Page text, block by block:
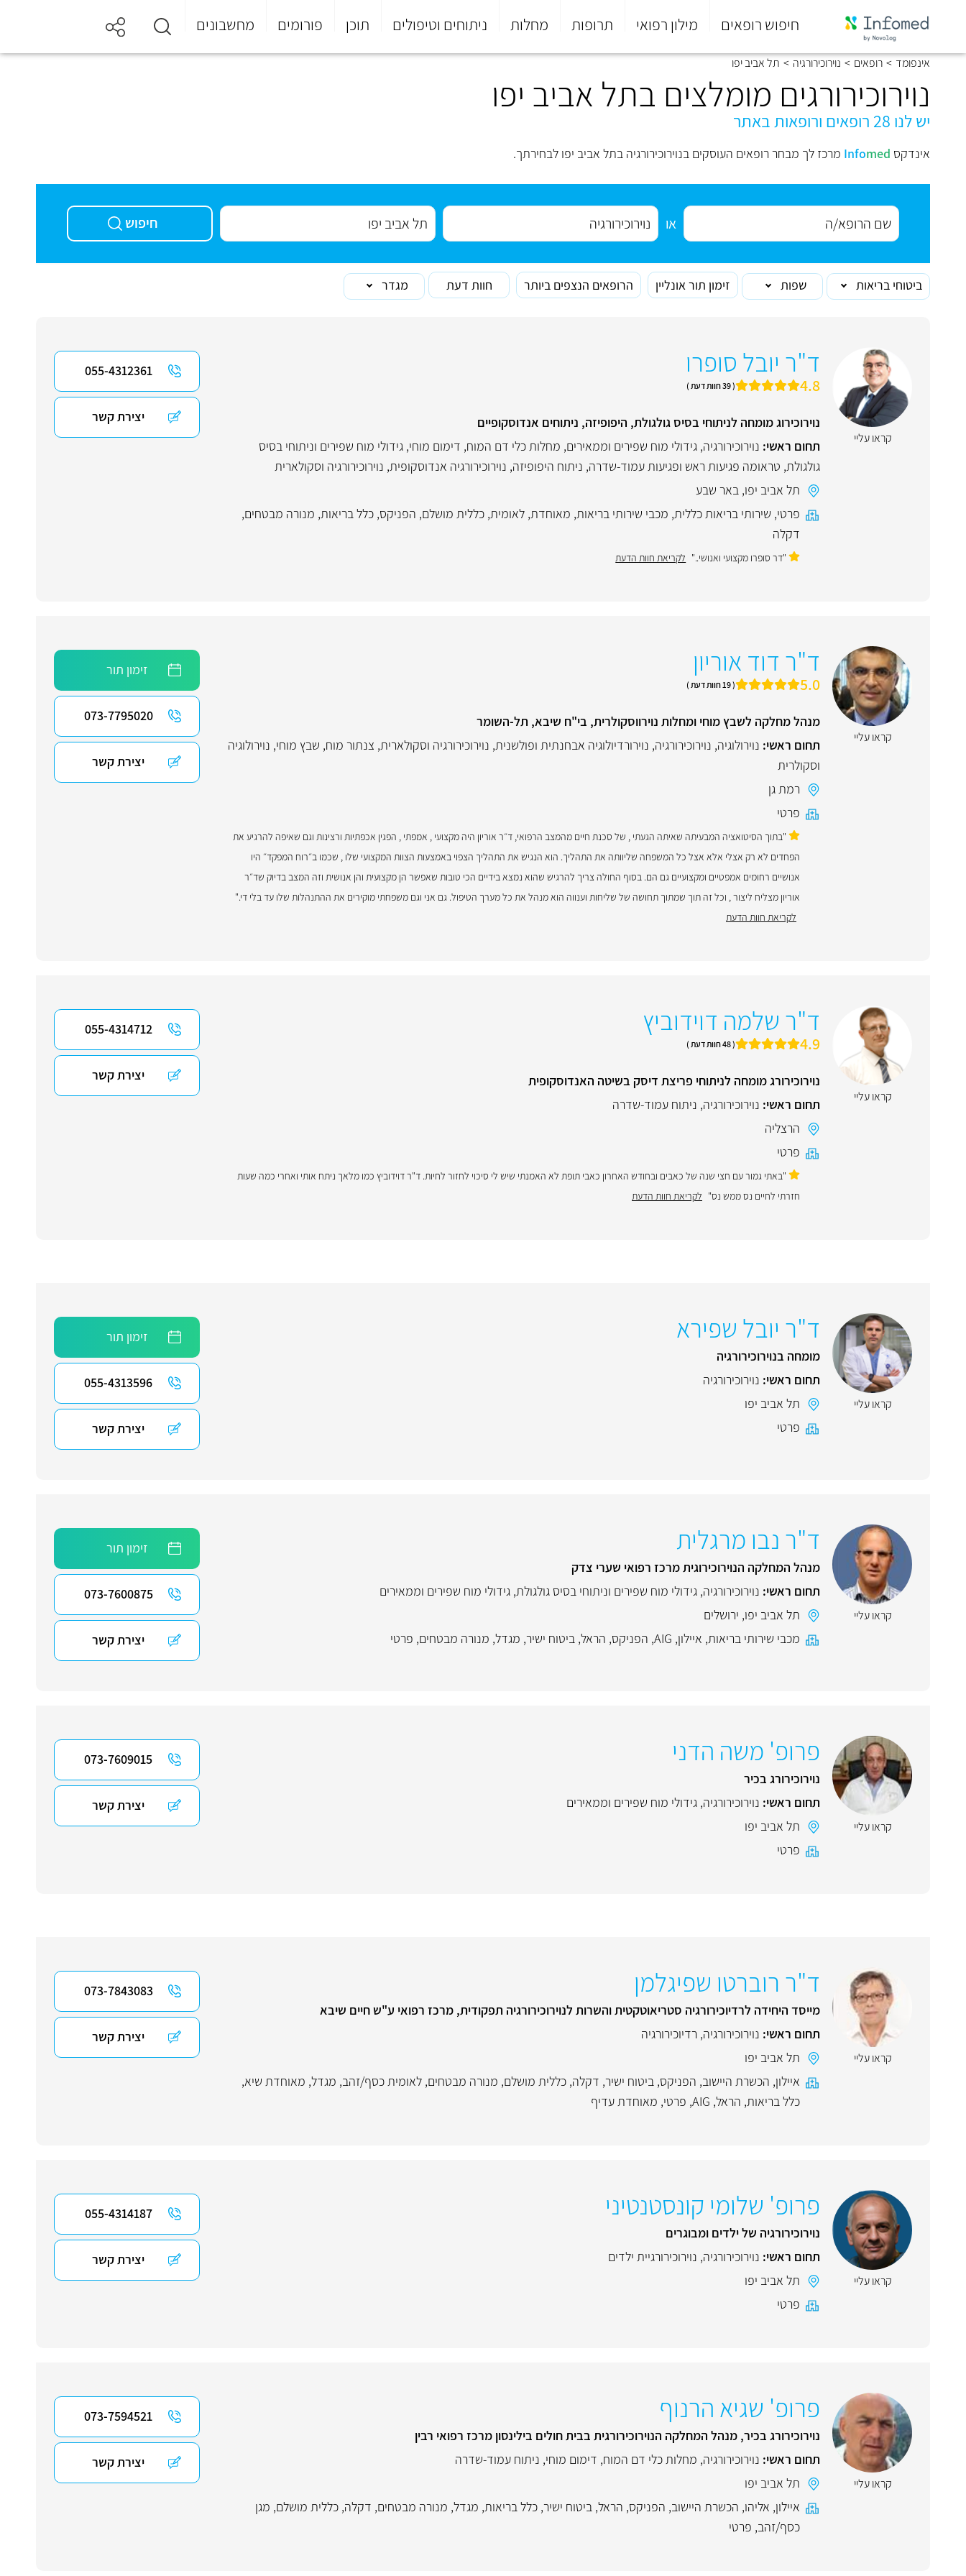
חיפוש רופאים מילון רפואי תרופות מחלות ניתוחים וטיפולים תוכן פורומים מחשבונים
סוף
התפריט
אינפומד > רופאים > נוירוכירורגיה > תל אביב יפו
נוירוכירורגים מומלצים בתל אביב יפו
יש לנו 28 רופאים ורופאות באתר
אינדקס Infomed מרכז לך מבחר רופאים העוסקים בנוירוכירורגיה בתל אביב יפו לבחירתך.
או חיפוש
ביטוחי בריאות שפות זימון תור אונליין הרופאים הנצפים ביותר חוות דעת מגדר
קראו עליי
ד"ר יובל סופרו
4.8 ( 39 חוות דעת )
נוירוכירוג מומחה לניתוחי בסיס גולגולת, היפופיזה, ניתוחים אנדוסקופיים
תחום ראשי: נוירוכירורגיה, גידולי מוח שפירים וממאירים, מחלות כלי דם המוח, דימום מוחי, גידולי מוח שפירים וניתוחי בסיס
גולגולת, טראומה פגיעות ראש ופגיעות עמוד-שדרה, ניתוח היפופיזה, נוירוכירורגיה אנדוסקופית, נוירוכירורגיה וסקולארית
תל אביב יפו, באר שבע
פרטי, שירותי בריאות כללית, מכבי שירותי בריאות, מאוחדת, לאומית, כללית מושלם, הפניקס, כלל בריאות, מנורה מבטחים,
דקלה
"דר סופרו מקצועי ואנושי.." לקריאת חוות הדעת
055-4312361
יצירת קשר
קראו עליי
ד"ר דוד אוריון
5.0 ( 19 חוות דעת )
מנהל מחלקה לשבץ מוחי ומחלות נוירווסקולרית, בי"ח שיבא, תל-השומר
תחום ראשי: נוירולוגיה, נוירוכירורגיה, נוירורדיולוגיה אבחנתית ופולשנית, נוירוכירורגיה וסקולארית, צנתור מוח, שבץ מוחי, נוירולוגיה
וסקולרית
רמת גן
פרטי
"בתוך הסיטואציה המבעיתה שאיתה הגעתי , של סכנת חיים מהמצב הרפואי, ד״ר אוריון היה מקצועי , אמפתי , הפגין אכפתיות ורצינות וגם שאיפה להרגיע את
הפחדים לא רק אצלי אלא אצל כל המשפחה שליוותה את התהליך. הוא הנגיש את התהליך הצפוי באמצעות הצוות המקצועי שלו , שכמו ב״רוח המפקד״ היו
אנושיים רחומים אמפטיים ומקצועיים גם הם. בסוף החולה צריך להרגיש שהוא נמצא בידיים הכי טובות שאפשר הן מקצועית והן אנושית וזה המצב בדיוק שד״ר
אוריון מצליח ליצור , וכל זה תוך שמתוך תחושה של שליחות וענווה הוא מנהל את כל מערך הטיפול. גם אני וגם משפחתי מוקירים את ההתנהלות שלו עד בלי די."
לקריאת חוות הדעת
זימון תור
073-7795020
יצירת קשר
קראו עליי
ד"ר שלמה דוידוביץ
4.9 ( 48 חוות דעת )
נוירוכירורג מומחה לניתוחי פריצת דיסק בשיטה האנדוסקופית
תחום ראשי: נוירוכירורגיה, ניתוח עמוד-שדרה
הרצליה
פרטי
"באתי גמור עם חצי שנה של כאבים ובחודש האחרון כאבי תופת לא האמנתי שיש לי סיכוי לחזור לחיות. ד"ר דוידוביץ כמו מלאך ניתח אותי ואחרי כמה שעות
חזרתי לחיים נס ממש נס" לקריאת חוות הדעת
055-4314712
יצירת קשר
קראו עליי
ד"ר יובל שפירא
מומחה בנוירוכירורגיה
תחום ראשי: נוירוכירורגיה
תל אביב יפו
פרטי
זימון תור
055-4313596
יצירת קשר
קראו עליי
ד"ר נבו מרגלית
מנהל המחלקה הנוירוכירוגית מרכז רפואי שערי צדק
תחום ראשי: נוירוכירורגיה, גידולי מוח שפירים וניתוחי בסיס גולגולת, גידולי מוח שפירים וממאירים
תל אביב יפו, ירושלים
מכבי שירותי בריאות, איילון,
AIG
, הפניקס, הראל, ביטוח ישיר, מגדל, מנורה מבטחים, פרטי
זימון תור
073-7600875
יצירת קשר
קראו עליי
פרופ' משה הדני
נוירוכירורג בכיר
תחום ראשי: נוירוכירורגיה, גידולי מוח שפירים וממאירים
תל אביב יפו
פרטי
073-7609015
יצירת קשר
קראו עליי
ד"ר רוברטו שפיגלמן
מייסד היחידה לרדיוכירורגיה סטריאוטקטית והשרות לנוירוכירורגיה תפקודית, מרכז רפואי ע"ש חיים שיבא
תחום ראשי: נוירוכירורגיה, רדיוכירורגיה
תל אביב יפו
איילון, הכשרת היישוב, הפניקס, ביטוח ישיר, דקלה, כללית מושלם, מנורה מבטחים, לאומית כסף/זהב, מגדל, מאוחדת שיא,
כלל בריאות, הראל,
AIG
, פרטי, מאוחדת עדיף
073-7843083
יצירת קשר
קראו עליי
פרופ' שלומי קונסטנטיני
נוירוכירורגיה של ילדים ומבוגרים
תחום ראשי: נוירוכירורגיה, נוירוכירורגיית ילדים
תל אביב יפו
פרטי
055-4314187
יצירת קשר
קראו עליי
פרופ' שגיא הרנוף
נוירוכירורג בכיר, מנהל המחלקה הנוירוכירורגית בבית חולים בילינסון מרכז רפואי רבין
תחום ראשי: נוירוכירורגיה, מחלות כלי דם המוח, דימום מוחי, ניתוח עמוד-שדרה
תל אביב יפו
איילון, אליהו, הכשרת היישוב, הפניקס, הראל, ביטוח ישיר, כלל בריאות, מגדל, מנורה מבטחים, דקלה, כללית מושלם, מגן
כסף/זהב, פרטי
073-7594521
יצירת קשר